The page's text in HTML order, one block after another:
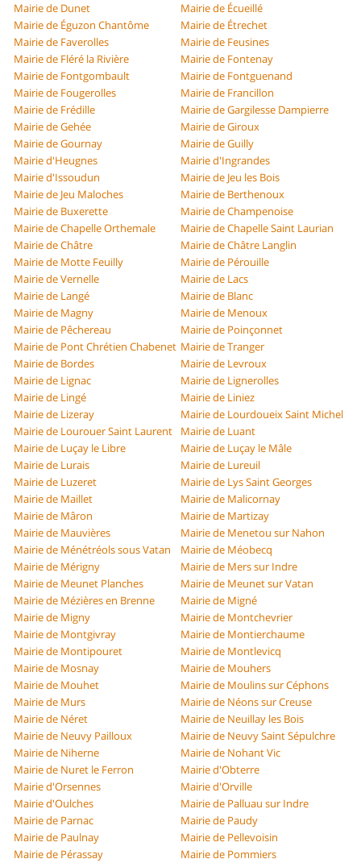
Mairie de Dunet
Mairie de Écueillé
Mairie de Éguzon Chantôme
Mairie de Étrechet
Mairie de Faverolles
Mairie de Feusines
Mairie de Fléré la Rivière
Mairie de Fontenay
Mairie de Fontgombault
Mairie de Fontguenand
Mairie de Fougerolles
Mairie de Francillon
Mairie de Frédille
Mairie de Gargilesse Dampierre
Mairie de Gehée
Mairie de Giroux
Mairie de Gournay
Mairie de Guilly
Mairie d'Heugnes
Mairie d'Ingrandes
Mairie d'Issoudun
Mairie de Jeu les Bois
Mairie de Jeu Maloches
Mairie de Berthenoux
Mairie de Buxerette
Mairie de Champenoise
Mairie de Chapelle Orthemale
Mairie de Chapelle Saint Laurian
Mairie de Châtre
Mairie de Châtre Langlin
Mairie de Motte Feuilly
Mairie de Pérouille
Mairie de Vernelle
Mairie de Lacs
Mairie de Langé
Mairie de Blanc
Mairie de Magny
Mairie de Menoux
Mairie de Pêchereau
Mairie de Poinçonnet
Mairie de Pont Chrétien Chabenet Mairie de Tranger
Mairie de Bordes
Mairie de Levroux
Mairie de Lignac
Mairie de Lignerolles
Mairie de Lingé
Mairie de Liniez
Mairie de Lizeray
Mairie de Lourdoueix Saint Michel
Mairie de Lourouer Saint Laurent
Mairie de Luant
Mairie de Luçay le Libre
Mairie de Luçay le Mâle
Mairie de Lurais
Mairie de Lureuil
Mairie de Luzeret
Mairie de Lys Saint Georges
Mairie de Maillet
Mairie de Malicornay
Mairie de Mâron
Mairie de Martizay
Mairie de Mauvières
Mairie de Menetou sur Nahon
Mairie de Ménétréols sous Vatan
Mairie de Méobecq
Mairie de Mérigny
Mairie de Mers sur Indre
Mairie de Meunet Planches
Mairie de Meunet sur Vatan
Mairie de Mézières en Brenne
Mairie de Migné
Mairie de Migny
Mairie de Montchevrier
Mairie de Montgivray
Mairie de Montierchaume
Mairie de Montipouret
Mairie de Montlevicq
Mairie de Mosnay
Mairie de Mouhers
Mairie de Mouhet
Mairie de Moulins sur Céphons
Mairie de Murs
Mairie de Néons sur Creuse
Mairie de Néret
Mairie de Neuillay les Bois
Mairie de Neuvy Pailloux
Mairie de Neuvy Saint Sépulchre
Mairie de Niherne
Mairie de Nohant Vic
Mairie de Nuret le Ferron
Mairie d'Obterre
Mairie d'Orsennes
Mairie d'Orville
Mairie d'Oulches
Mairie de Palluau sur Indre
Mairie de Parnac
Mairie de Paudy
Mairie de Paulnay
Mairie de Pellevoisin
Mairie de Pérassay
Mairie de Pommiers